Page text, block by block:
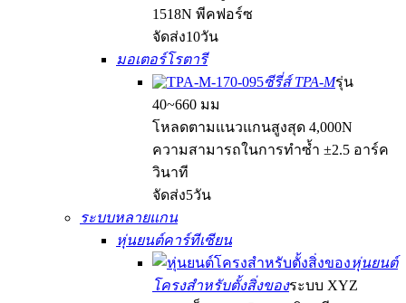
1518N พีคฟอร์ซ
จัดส่ง10วัน
มอเตอร์โรตารี
ซีรี่ส์ TPA-Mรุ่น
40~660 มม
โหลดตามแนวแกนสูงสุด 4,000N
ความสามารถในการทำซ้ำ ±2.5 อาร์ค
วินาที
จัดส่ง5วัน
ระบบหลายแกน
หุ่นยนต์คาร์ทีเซียน
หุ่นยนต์
โครงสำหรับตั้งสิ่งของระบบ XYZ